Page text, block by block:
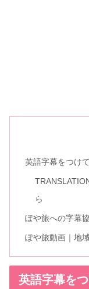
英語字幕をつけ
ら
ぽや旅への字幕
ぽや旅動画｜地
英語字幕を